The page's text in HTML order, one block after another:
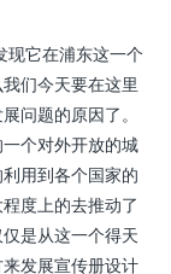
现它在浦东这一个
们今天要在这里
问题的原因了。
个对外开放的城
用到各个国家的
度上的去推动了
是从这一个得天
发展宣传册设计